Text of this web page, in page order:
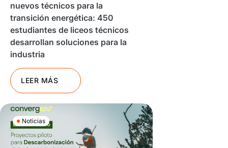
nuevos técnicos para la
transición energética: 450
estudiantes de liceos técnicos
desarrollan soluciones para la
industria
LEER MÁS
Noticias